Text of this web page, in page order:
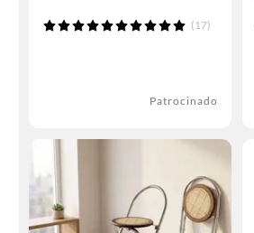
(17)
Patrocinado